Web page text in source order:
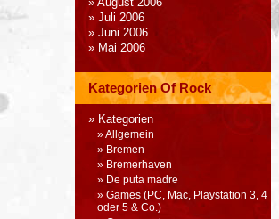
August 2006
Juli 2006
Juni 2006
Mai 2006
Kategorien Of Rock
Kategorien
Allgemein
Bremen
Bremerhaven
De puta madre
Games (PC, Mac, Playstation 3, 4
oder 5 & Co.)